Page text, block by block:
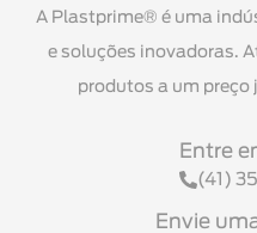
A Plastprime® é uma
e soluções inovadoras.
produtos a um preço
Entre
(41)
Envie